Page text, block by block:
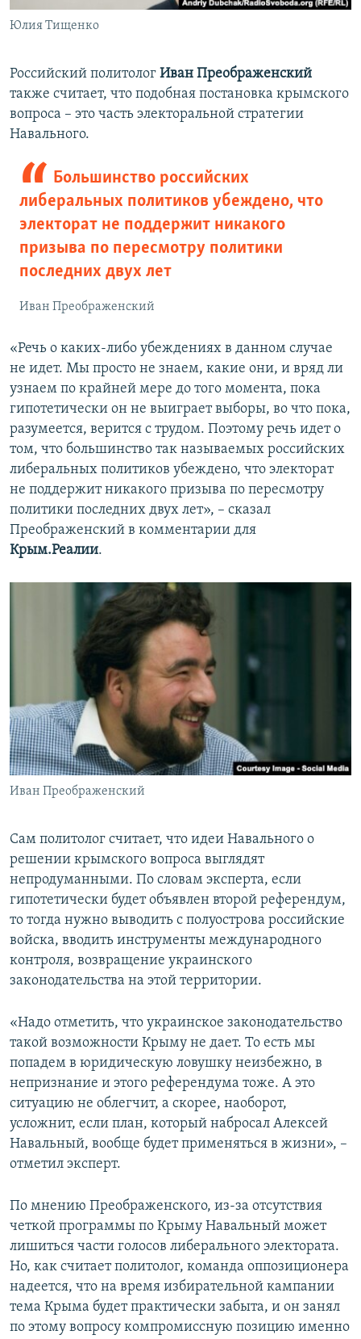
Юлия Тищенко
Российский политолог Иван Преображенский
также считает, что подобная постановка крымского
вопроса – это часть электоральной стратегии
Навального.
Большинство российских
либеральных политиков убеждено, что
электорат не поддержит никакого
призыва по пересмотру политики
последних двух лет
Иван Преображенский
«Речь о каких-либо убеждениях в данном случае
не идет. Мы просто не знаем, какие они, и вряд ли
узнаем по крайней мере до того момента, пока
гипотетически он не выиграет выборы, во что пока,
разумеется, верится с трудом. Поэтому речь идет о
том, что большинство так называемых российских
либеральных политиков убеждено, что электорат
не поддержит никакого призыва по пересмотру
политики последних двух лет», – сказал
Преображенский в комментарии для
Крым.Реалии.
Иван Преображенский
Сам политолог считает, что идеи Навального о
решении крымского вопроса выглядят
непродуманными. По словам эксперта, если
гипотетически будет объявлен второй референдум,
то тогда нужно выводить с полуострова российские
войска, вводить инструменты международного
контроля, возвращение украинского
законодательства на этой территории.
«Надо отметить, что украинское законодательство
такой возможности Крыму не дает. То есть мы
попадем в юридическую ловушку неизбежно, в
непризнание и этого референдума тоже. А это
ситуацию не облегчит, а скорее, наоборот,
усложнит, если план, который набросал Алексей
Навальный, вообще будет применяться в жизни», –
отметил эксперт.
По мнению Преображенского, из-за отсутствия
четкой программы по Крыму Навальный может
лишиться части голосов либерального электората.
Но, как считает политолог, команда оппозиционера
надеется, что на время избирательной кампании
тема Крыма будет практически забыта, и он занял
по этому вопросу компромиссную позицию именно